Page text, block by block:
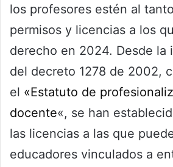
los profesores estén al
permisos y licencias a los
derecho en 2024. Desde la
del decreto 1278 de 2002,
el «Estatuto de
docente«, se han
las licencias a las que
educadores vinculados a